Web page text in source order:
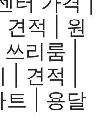
적 | 원
리룸 |
| 견적 |
트 | 용달